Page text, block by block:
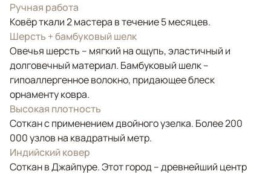
Ручная работа
Ковёр ткали 2 мастера в течение 5 месяцев.
Шерсть + бамбуковый шелк
Овечья шерсть – мягкий на ощупь, эластичный и
долговечный материал. Бамбуковый шелк –
гипоаллергенное волокно, придающее блеск
орнаменту ковра.
Высокая плотность
Соткан с применением двойного узелка. Более 200
000 узлов на квадратный метр.
Индийский ковер
Соткан в Джайпуре. Этот город – древнейший центр